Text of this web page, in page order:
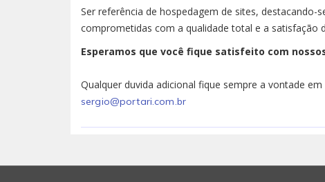
Ser referência de hospedagem de sites, destacando-
comprometidas com a qualidade total e a satisfação
Esperamos que você fique satisfeito com nossos
Qualquer duvida adicional fique sempre a vontade
sergio@portari.com.br